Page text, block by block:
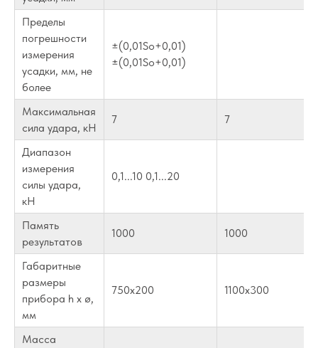
Пределы
погрешности
измерения
усадки, мм, не
более
±(0,01So+0,01)
±(0,01So+0,01)
Максимальная
сила удара, кН
7 7
Диапазон
измерения
силы удара,
кН
0,1...10 0,1...20
Память
результатов
1000 1000
Габаритные
размеры
прибора h x ø,
мм
750х200 1100х300
Масса